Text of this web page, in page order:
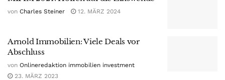
von Charles Steiner 12. MÄRZ 2024
Arnold Immobilien: Viele Deals vor
Abschluss
von Onlineredaktion immobilien investment
23. MÄRZ 2023